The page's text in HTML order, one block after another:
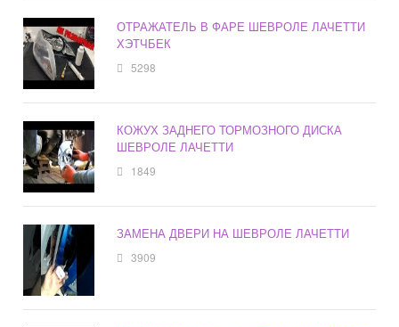
ОТРАЖАТЕЛЬ В ФАРЕ ШЕВРОЛЕ ЛАЧЕТТИ
ХЭТЧБЕК
5298
КОЖУХ ЗАДНЕГО ТОРМОЗНОГО ДИСКА
ШЕВРОЛЕ ЛАЧЕТТИ
1849
ЗАМЕНА ДВЕРИ НА ШЕВРОЛЕ ЛАЧЕТТИ
3909